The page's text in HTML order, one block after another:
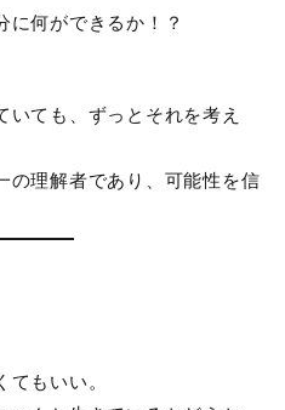
に何ができるか！？
ても、ずっとそれを考え
の理解者であり、可能性を信
もいい。